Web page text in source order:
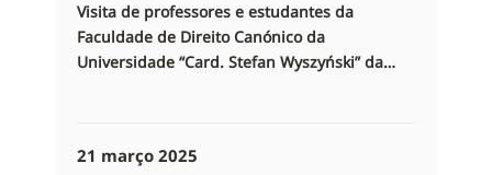
Visita de professores e estudantes da
Faculdade de Direito Canónico da
Universidade “Card. Stefan Wyszyński” da
21 março 2025